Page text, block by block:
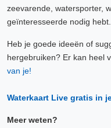
zeevarende, watersporter,
geïnteresseerde nodig
Heb je goede ideeën of
hergebruiken? Er kan heel
van je!
Waterkaart Live gratis in
Meer weten?